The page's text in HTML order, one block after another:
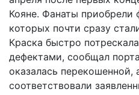
Кояне. Фанаты приобрели
которых почти сразу
Краска быстро
дефектами, сообщал
оказалась перекошенной,
соответствовали